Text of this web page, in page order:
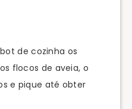
de cozinha os
flocos de aveia, o
e pique até obter